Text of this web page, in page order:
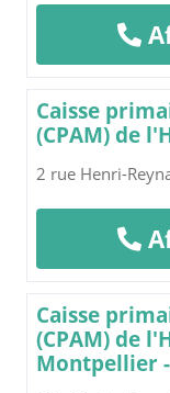
Caisse
(CPAM) de
2 rue Henri-
Caisse
(CPAM) de
Montpellier